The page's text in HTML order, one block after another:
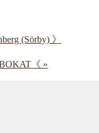
(Sörby) 》
《 »